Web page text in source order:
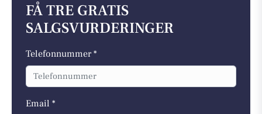
FÅ TRE GRATIS
SALGSVURDERINGER
Telefonnummer *
Email *